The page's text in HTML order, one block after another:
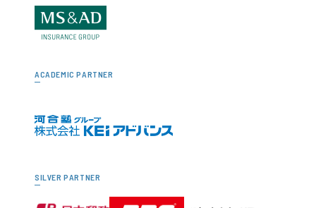
ACADEMIC PARTNER
SILVER PARTNER